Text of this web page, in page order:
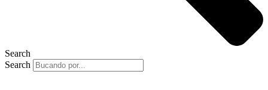
Search
Search